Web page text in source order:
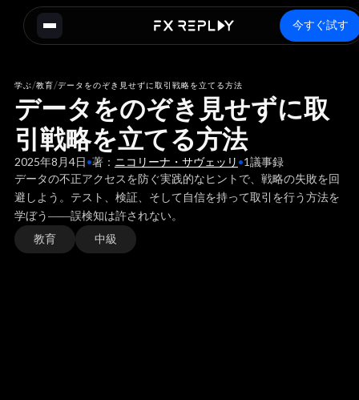
今すぐ試す
学ぶ/教育/データをのぞき見せずに取引戦略を立てる方法
データをのぞき見せずに取
引戦略を立てる方法
2025年8月4日•著： ニコリーナ・サヴェッリ •1議事録
データの不正アクセスを防ぐ実践的なヒントで、戦略の失敗を回
避しよう。テスト、検証、そして自信を持って取引を行う方法を
学ぼう――誤検知は許されない。
教育 中級